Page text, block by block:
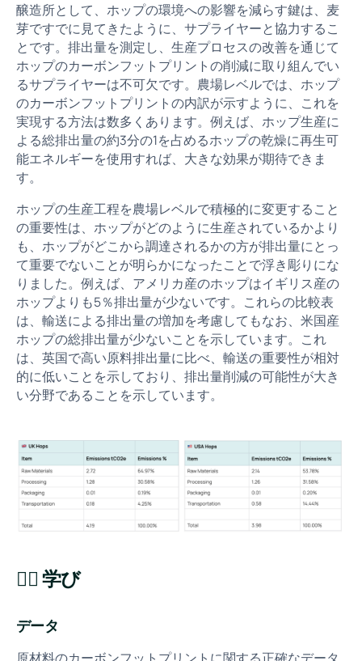
醸造所として、ホップの環境への影響を減らす鍵は、麦
芽ですでに見てきたように、サプライヤーと協力するこ
とです。排出量を測定し、生産プロセスの改善を通じて
ホップのカーボンフットプリントの削減に取り組んでい
るサプライヤーは不可欠です。農場レベルでは、ホップ
のカーボンフットプリントの内訳が示すように、これを
実現する方法は数多くあります。例えば、ホップ生産に
よる総排出量の約3分の1を占めるホップの乾燥に再生可
能エネルギーを使用すれば、大きな効果が期待できま
す。
ホップの生産工程を農場レベルで積極的に変更すること
の重要性は、ホップがどのように生産されているかより
も、ホップがどこから調達されるかの方が排出量にとっ
て重要でないことが明らかになったことで浮き彫りにな
りました。例えば、アメリカ産のホップはイギリス産の
ホップよりも5％排出量が少ないです。これらの比較表
は、輸送による排出量の増加を考慮してもなお、米国産
ホップの総排出量が少ないことを示しています。これ
は、英国で高い原料排出量に比べ、輸送の重要性が相対
的に低いことを示しており、排出量削減の可能性が大き
い分野であることを示しています。
✍🏻 学び
データ